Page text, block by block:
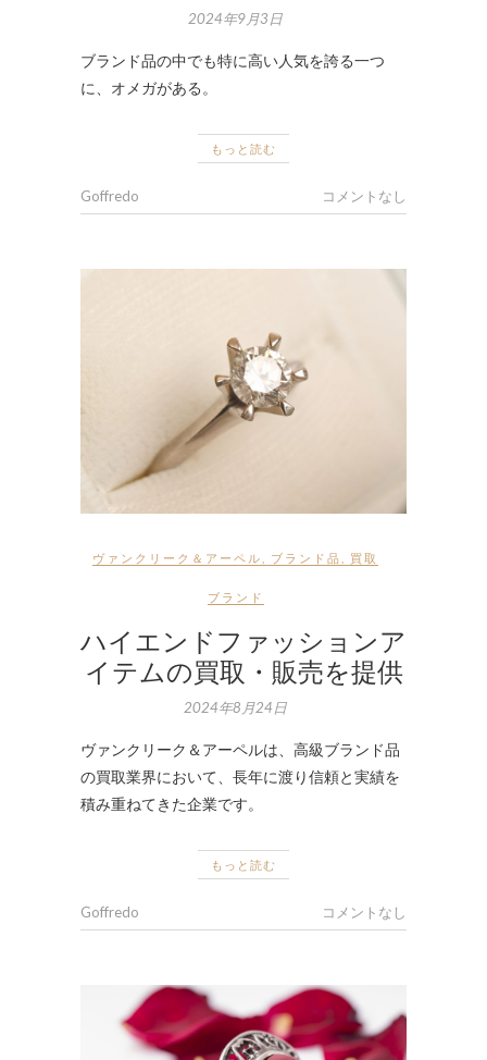
2024年9月3日
ブランド品の中でも特に高い人気を誇る一つ
に、オメガがある。
もっと読む
Goffredo コメントなし
ヴァンクリーク＆アーペル ブランド品 買取
ブランド
ハイエンドファッションア
イテムの買取・販売を提供
2024年8月24日
ヴァンクリーク＆アーペルは、高級ブランド品
の買取業界において、長年に渡り信頼と実績を
積み重ねてきた企業です。
もっと読む
Goffredo コメントなし